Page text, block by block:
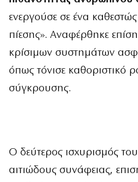
ενεργούσε σε ένα
πίεσης». Αναφέρθηκε
κρίσιμων συστημάτων
όπως τόνισε καθοριστικό
σύγκρουσης.
Ο δεύτερος ισχυρισμός
αιτιώδους συνάφειας,